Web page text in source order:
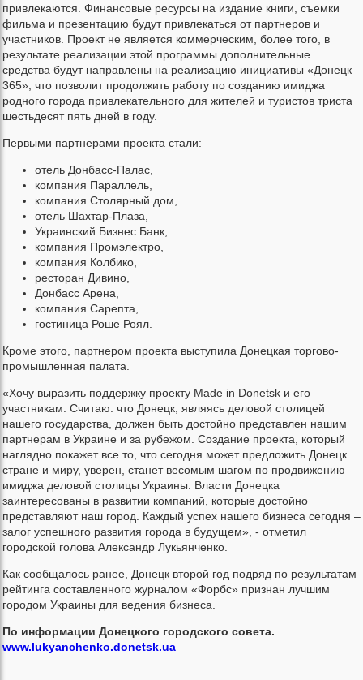
привлекаются. Финансовые ресурсы на издание книги, съемки
фильма и презентацию будут привлекаться от партнеров и
участников. Проект не является коммерческим, более того, в
результате реализации этой программы дополнительные
средства будут направлены на реализацию инициативы «Донецк
365», что позволит продолжить работу по созданию имиджа
родного города привлекательного для жителей и туристов триста
шестьдесят пять дней в году.
Первыми партнерами проекта стали:
отель Донбасс-Палас,
компания Параллель,
компания Столярный дом,
отель Шахтар-Плаза,
Украинский Бизнес Банк,
компания Промэлектро,
компания Колбико,
ресторан Дивино,
Донбасс Арена,
компания Сарепта,
гостиница Роше Роял.
Кроме этого, партнером проекта выступила Донецкая торгово-
промышленная палата.
«Хочу выразить поддержку проекту Made in Donetsk и его
участникам. Считаю. что Донецк, являясь деловой столицей
нашего государства, должен быть достойно представлен нашим
партнерам в Украине и за рубежом. Создание проекта, который
наглядно покажет все то, что сегодня может предложить Донецк
стране и миру, уверен, станет весомым шагом по продвижению
имиджа деловой столицы Украины. Власти Донецка
заинтересованы в развитии компаний, которые достойно
представляют наш город. Каждый успех нашего бизнеса сегодня –
залог успешного развития города в будущем», - отметил
городской голова Александр Лукьянченко.
Как сообщалось ранее, Донецк второй год подряд по результатам
рейтинга составленного журналом «Форбс» признан лучшим
городом Украины для ведения бизнеса.
По информации Донецкого городского совета.
www.lukyanchenko.donetsk.ua